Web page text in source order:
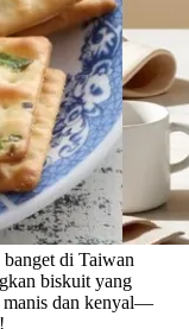
banget di Taiwan
biskuit yang
manis dan kenyal—